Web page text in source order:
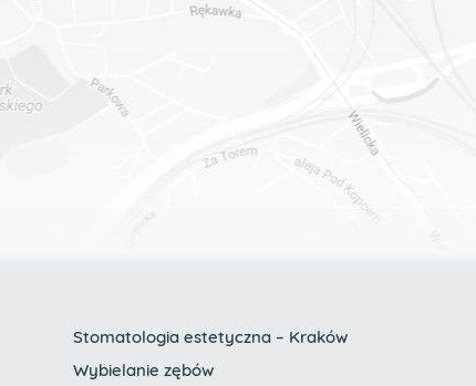
Stomatologia estetyczna – Kraków
Wybielanie zębów